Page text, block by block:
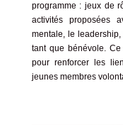
programme : jeux de
activités proposées
mentale, le
tant que bénévole.
pour renforcer les
jeunes membres